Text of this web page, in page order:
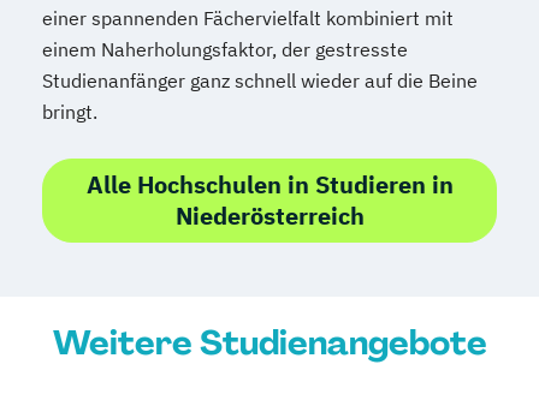
einer spannenden Fächervielfalt kombiniert mit
einem Naherholungsfaktor, der gestresste
Studienanfänger ganz schnell wieder auf die Beine
bringt.
Alle Hochschulen in Studieren in
Niederösterreich
Weitere Studienangebote